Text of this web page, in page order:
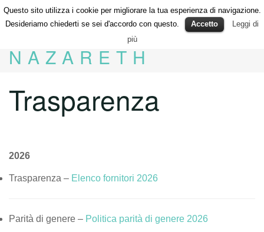
NAZARETH
Trasparenza
2026
Trasparenza – Elenco fornitori 2026
Parità di genere – Politica parità di genere 2026
Questo sito utilizza i cookie per migliorare la tua esperienza di navigazione.
Desideriamo chiederti se sei d'accordo con questo.
Accetto
Leggi di
più